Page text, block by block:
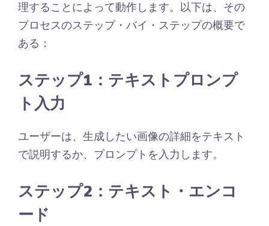
理することによって動作します。以下は、その
プロセスのステップ・バイ・ステップの概要で
ある：
ステップ1：テキストプロンプ
ト入力
ユーザーは、生成したい画像の詳細をテキスト
で説明するか、プロンプトを入力します。
ステップ2：テキスト・エンコ
ード